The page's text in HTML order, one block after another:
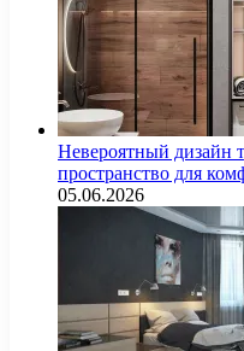
Невероятный дизайн
пространство для
05.06.2026